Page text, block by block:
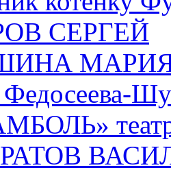
СЕРГЕЙ